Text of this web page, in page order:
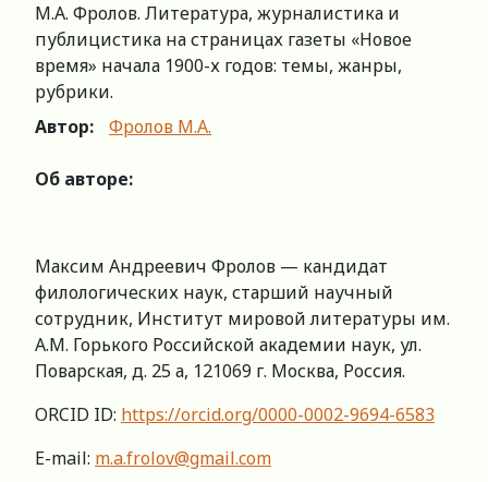
М.А. Фролов. Литература, журналистика и
публицистика на страницах газеты «Новое
время» начала 1900-х годов: темы, жанры,
рубрики.
Автор:
Фролов М.А.
Об авторе:
Максим Андреевич Фролов — кандидат
филологических наук, старший научный
сотрудник, Институт мировой литературы им.
А.М. Горького Российской академии наук, ул.
Поварская, д. 25 а, 121069 г. Москва, Россия.
ORCID ID: https://orcid.org/0000-0002-9694-6583
E-mail: m.a.frolov@gmail.com